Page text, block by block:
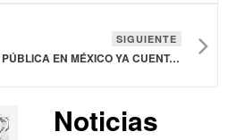
SIGUIENTE
INSTITUCIONES DE SALUD PÚBLICA EN MÉXICO YA CUENTAN CON NUEVOS ESQUEMAS DE TRATAMIENTO PARA HEMOFILIA
Noticias